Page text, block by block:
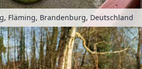
Fläming, Brandenburg, Deutschland